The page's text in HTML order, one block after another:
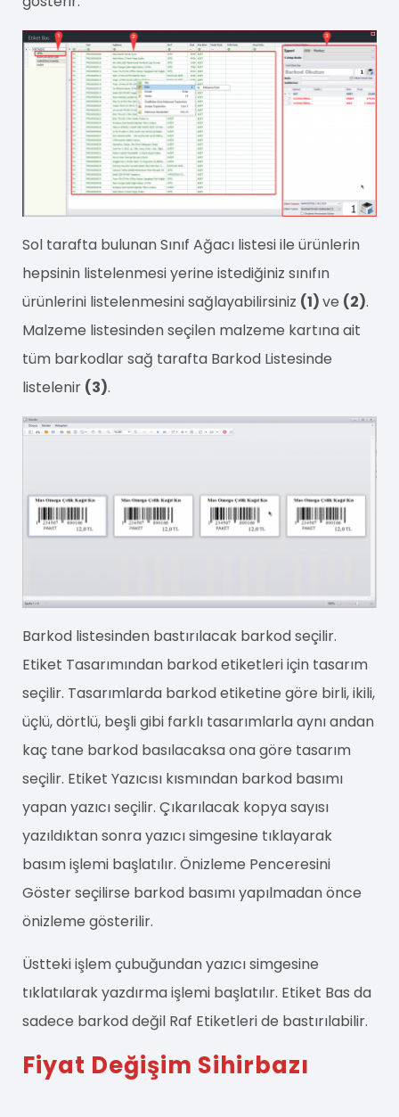
Sol tarafta bulunan Sınıf Ağacı listesi ile ürünlerin
hepsinin listelenmesi yerine istediğiniz sınıfın
ürünlerini listelenmesini sağlayabilirsiniz (1)ve (2).
Malzeme listesinden seçilen malzeme kartına ait
tüm barkodlar sağ tarafta Barkod Listesinde
listelenir (3).
Barkod listesinden bastırılacak barkod seçilir.
Etiket Tasarımından barkod etiketleri için tasarım
seçilir. Tasarımlarda barkod etiketine göre birli, ikili,
üçlü, dörtlü, beşli gibi farklı tasarımlarla aynı andan
kaç tane barkod basılacaksa ona göre tasarım
seçilir. Etiket Yazıcısı kısmından barkod basımı
yapan yazıcı seçilir. Çıkarılacak kopya sayısı
yazıldıktan sonra yazıcı simgesine tıklayarak
basım işlemi başlatılır. Önizleme Penceresini
Göster seçilirse barkod basımı yapılmadan önce
önizleme gösterilir.
Üstteki işlem çubuğundan yazıcı simgesine
tıklatılarak yazdırma işlemi başlatılır. Etiket Bas da
sadece barkod değil Raf Etiketleri de bastırılabilir.
Fiyat Değişim Sihirbazı